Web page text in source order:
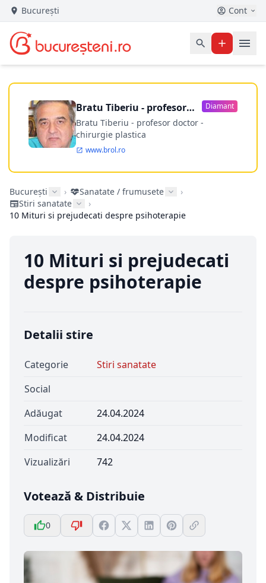
București Cont
Bratu Tiberiu - profesor
doctor
Diamant
Bratu Tiberiu - profesor doctor -
chirurgie plastica
www.brol.ro
București › Sanatate / frumusete
›
Stiri sanatate
›
10 Mituri si prejudecati despre psihoterapie
10 Mituri si prejudecati
despre psihoterapie
Detalii stire
Categorie
Stiri sanatate
Social
Adăugat
24.04.2024
Modificat
24.04.2024
Vizualizări
742
Votează & Distribuie
0